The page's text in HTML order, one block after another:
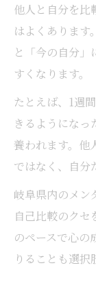
他人と自分を比
はよくあります
と「今の自分
すくなります。
たとえば、1週
きるようにな
養われます。他
ではなく、自分
岐阜県内のメン
自己比較のクセ
のペースで心の
りることも選択